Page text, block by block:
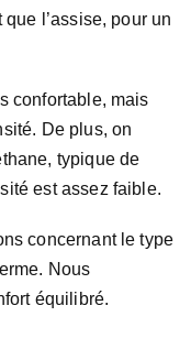
l’assise, pour un
confortable, mais
De plus, on
typique de
est assez faible.
concernant le type
Nous
équilibré.